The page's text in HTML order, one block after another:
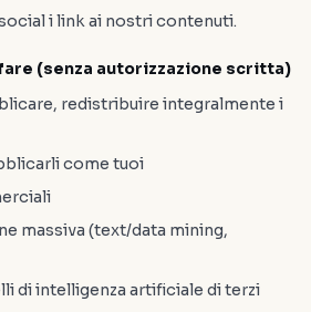
i link ai nostri contenuti.
(senza autorizzazione scritta)
redistribuire integralmente i
come tuoi
massiva (text/data mining,
di intelligenza artificiale di terzi